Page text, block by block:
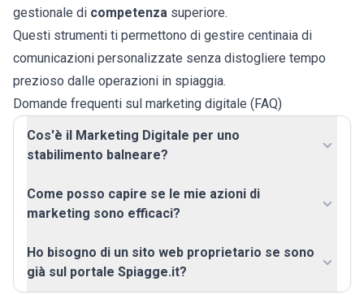
gestionale di competenza superiore.
Questi strumenti ti permettono di gestire centinaia di
comunicazioni personalizzate senza distogliere tempo
prezioso dalle operazioni in spiaggia.
Domande frequenti sul marketing digitale (FAQ)
Cos'è il Marketing Digitale per uno
stabilimento balneare?
Come posso capire se le mie azioni di
marketing sono efficaci?
Ho bisogno di un sito web proprietario se sono
già sul portale Spiagge.it?